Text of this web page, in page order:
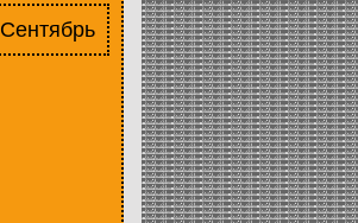
Сентябрь